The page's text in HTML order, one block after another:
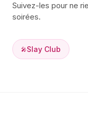
Suivez-les pour ne
soirées.
🎤Slay Club